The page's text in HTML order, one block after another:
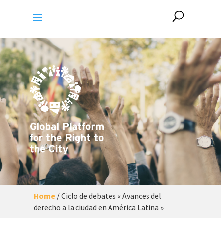
Home/Ciclo de debates « Avances del
derecho a la ciudad en América Latina »